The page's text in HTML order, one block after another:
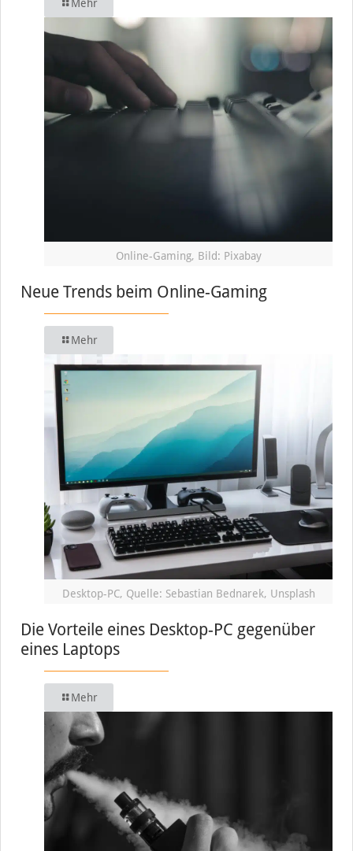
Mehr
Online-Gaming, Bild: Pixabay
Neue Trends beim Online-Gaming
Mehr
Desktop-PC, Quelle: Sebastian Bednarek, Unsplash
Die Vorteile eines Desktop-PC gegenüber
eines Laptops
Mehr